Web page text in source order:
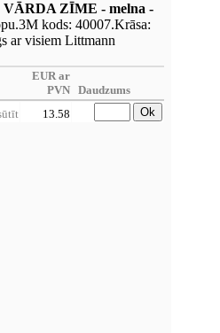
ZĪME - melna -
kods: 40007.Krāsa:
ar visiem Littmann
EUR ar
PVN Daudzums
13.58 Ok